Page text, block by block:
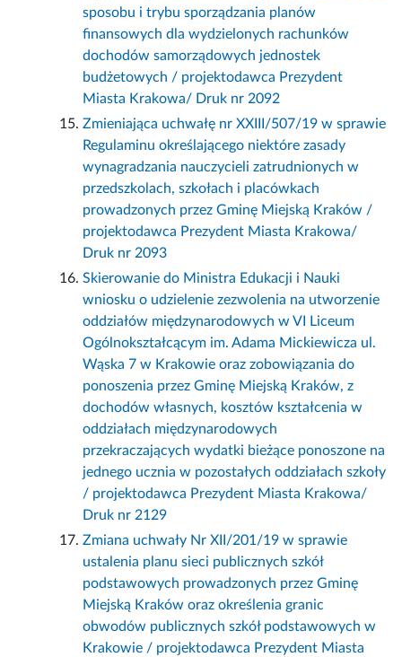
sposobu i trybu sporządzania planów
finansowych dla wydzielonych rachunków
dochodów samorządowych jednostek
budżetowych / projektodawca Prezydent
Miasta Krakowa/ Druk nr 2092
Zmieniająca uchwałę nr XXIII/507/19 w sprawie
Regulaminu określającego niektóre zasady
wynagradzania nauczycieli zatrudnionych w
przedszkolach, szkołach i placówkach
prowadzonych przez Gminę Miejską Kraków /
projektodawca Prezydent Miasta Krakowa/
Druk nr 2093
Skierowanie do Ministra Edukacji i Nauki
wniosku o udzielenie zezwolenia na utworzenie
oddziałów międzynarodowych w VI Liceum
Ogólnokształcącym im. Adama Mickiewicza ul.
Wąska 7 w Krakowie oraz zobowiązania do
ponoszenia przez Gminę Miejską Kraków, z
dochodów własnych, kosztów kształcenia w
oddziałach międzynarodowych
przekraczających wydatki bieżące ponoszone na
jednego ucznia w pozostałych oddziałach szkoły
/ projektodawca Prezydent Miasta Krakowa/
Druk nr 2129
Zmiana uchwały Nr XII/201/19 w sprawie
ustalenia planu sieci publicznych szkół
podstawowych prowadzonych przez Gminę
Miejską Kraków oraz określenia granic
obwodów publicznych szkół podstawowych w
Krakowie / projektodawca Prezydent Miasta